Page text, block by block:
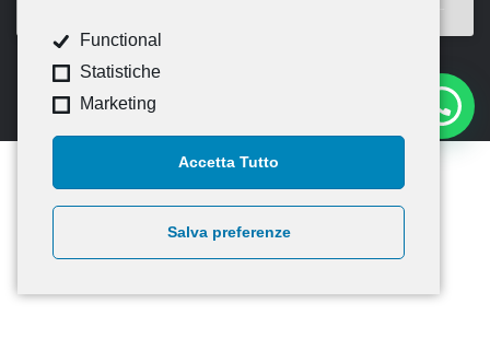
Functional
Statistiche
Marketing
Accetta Tutto
Salva preferenze